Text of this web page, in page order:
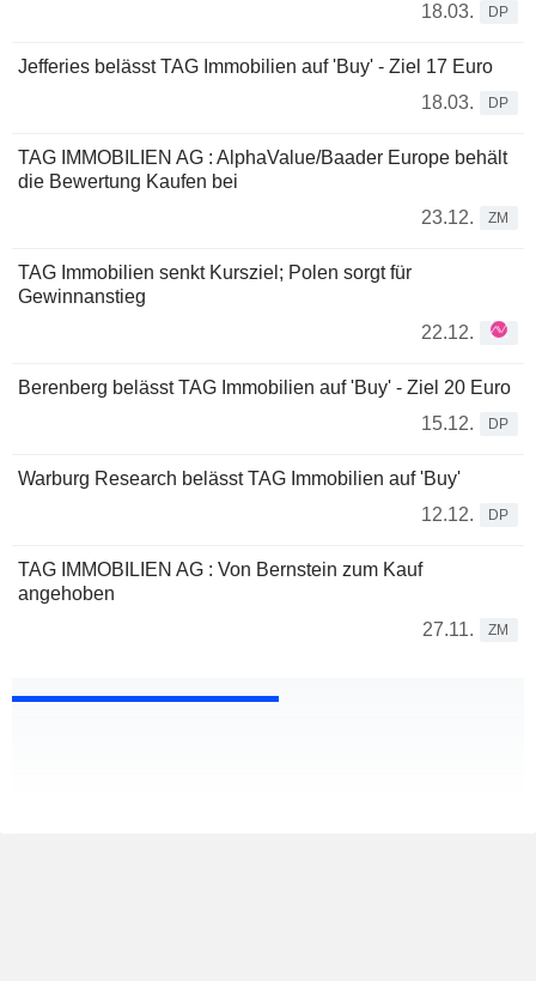
18.03.
DP
Jefferies belässt TAG Immobilien auf 'Buy' - Ziel 17 Euro
18.03.
DP
TAG IMMOBILIEN AG : AlphaValue/Baader Europe behält
die Bewertung Kaufen bei
23.12.
ZM
TAG Immobilien senkt Kursziel; Polen sorgt für
Gewinnanstieg
22.12.
Berenberg belässt TAG Immobilien auf 'Buy' - Ziel 20 Euro
15.12.
DP
Warburg Research belässt TAG Immobilien auf 'Buy'
12.12.
DP
TAG IMMOBILIEN AG : Von Bernstein zum Kauf
angehoben
27.11.
ZM